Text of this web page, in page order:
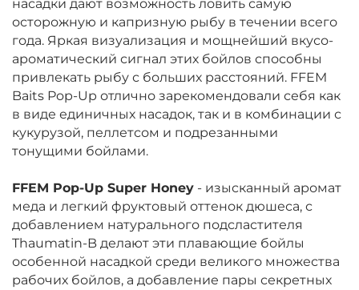
насадки дают возможность ловить самую
осторожную и капризную рыбу в течении всего
года. Яркая визуализация и мощнейший вкусо-
ароматический сигнал этих бойлов способны
привлекать рыбу с больших расстояний. FFEM
Baits Pop-Up отлично зарекомендовали себя как
в виде единичных насадок, так и в комбинации с
кукурузой, пеллетсом и подрезанными
тонущими бойлами.
FFEM Pop-Up Super Honey - изысканный аромат
меда и легкий фруктовый оттенок дюшеса, с
добавлением натурального подсластителя
Thaumatin-B делают эти плавающие бойлы
особенной насадкой среди великого множества
рабочих бойлов, а добавление пары секретных